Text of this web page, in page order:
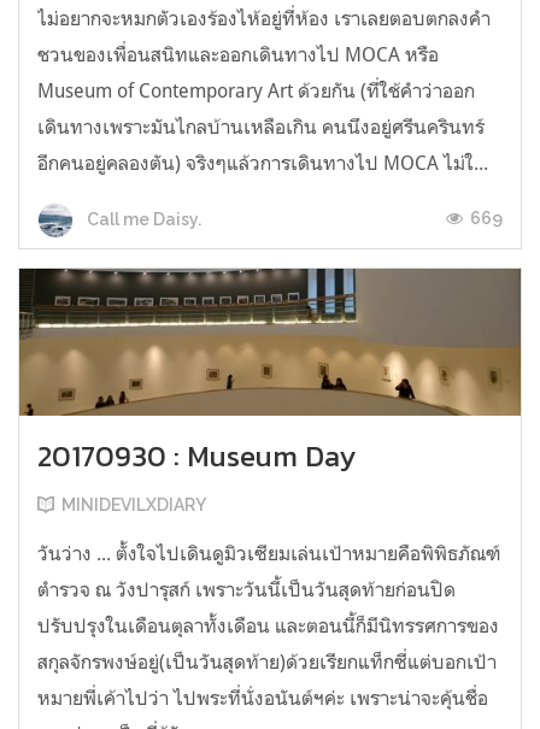
ไม่อยากจะหมกตัวเองร้องไห้อยู่ที่ห้อง เราเลยตอบตกลงคำ
ชวนของเพื่อนสนิทและออกเดินทางไป MOCA หรือ
Museum of Contemporary Art ด้วยกัน (ที่ใช้คำว่าออก
เดินทางเพราะมันไกลบ้านเหลือเกิน คนนึงอยู่ศรีนครินทร์
อีกคนอยู่คลองตัน) จริงๆแล้วการเดินทางไป MOCA ไม่ใ...
Call me Daisy. 669
20170930 : Museum Day
MINIDEVILXDIARY
วันว่าง ... ตั้งใจไปเดินดูมิวเซียมเล่นเป้าหมายคือพิพิธภัณฑ์
ตำรวจ ณ วังปารุสก์ เพราะวันนี้เป็นวันสุดท้ายก่อนปิด
ปรับปรุงในเดือนตุลาทั้งเดือน และตอนนี้ก็มีนิทรรศการของ
สกุลจักรพงษ์อยู่(เป็นวันสุดท้าย)ด้วยเรียกแท็กซี่แต่บอกเป้า
หมายพี่เค้าไปว่า ไปพระที่นั่งอนันต์ฯค่ะ เพราะน่าจะคุ้นชื่อ